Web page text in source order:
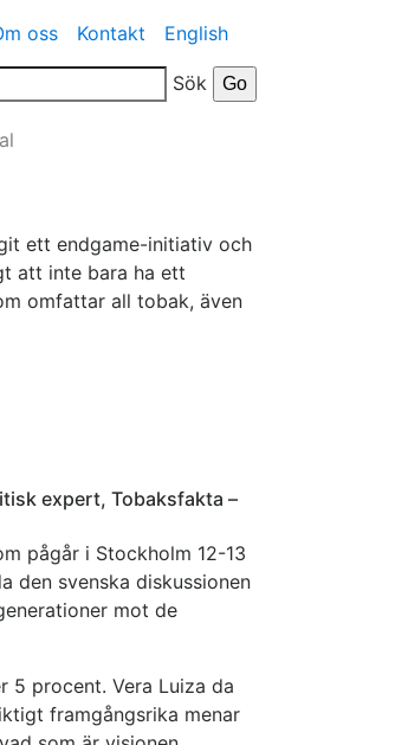
oss Kontakt English
Sök
ett endgame-initiativ och
att inte bara ha ett
omfattar all tobak, även
expert, Tobaksfakta –
pågår i Stockholm 12-13
den svenska diskussionen
mot de
procent. Vera Luiza da
framgångsrika menar